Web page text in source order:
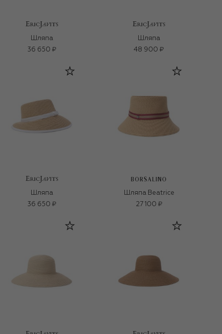
Шляпа
36 650 ₽
Шляпа
48 900 ₽
Шляпа
36 650 ₽
BORSALINO
Шляпа Beatrice
27 100 ₽